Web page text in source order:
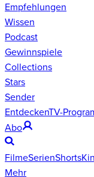
Empfehlungen
Wissen
Podcast
Gewinnspiele
Collections
Stars
Sender
EntdeckenTV-
Abo
FilmeSerienShorts
Mehr